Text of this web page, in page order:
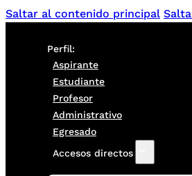
Saltar al contenido principal
Perfil:
Aspirante
Estudiante
Profesor
Administrativo
Egresado
Accesos directos